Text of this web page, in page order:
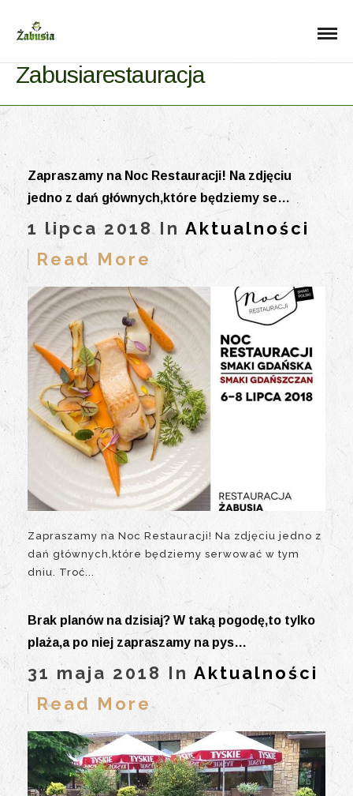
Zabusiarestauracja
Zapraszamy na Noc Restauracji! Na zdjęciu
jedno z dań głównych,które będziemy se…
1 lipca 2018 In Aktualności
Read More
Zapraszamy na Noc Restauracji! Na zdjęciu jedno z
dań głównych,które będziemy serwować w tym
dniu. Troć...
Brak planów na dzisiaj? W taką pogodę,to tylko
plaża,a po niej zapraszamy na pys…
31 maja 2018 In Aktualności
Read More